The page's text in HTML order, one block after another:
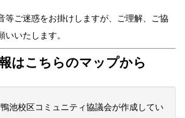
等ご迷惑をお掛けしますが、ご理解、ご協
いいたします。
はこちらのマップから
池校区コミュニティ協議会が作成してい